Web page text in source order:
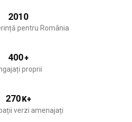
2010
pentru România
400+
proprii
270K+
verzi amenajați